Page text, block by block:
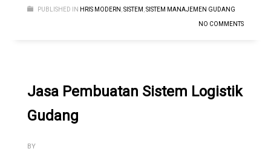
PUBLISHED IN HRIS MODERN SISTEM SISTEM MANAJEMEN GUDANG
NO COMMENTS
Jasa Pembuatan Sistem Logistik
Gudang
BY